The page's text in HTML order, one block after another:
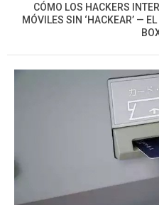
CÓMO LOS HACKERS
MÓVILES SIN ‘HACKEAR’ —